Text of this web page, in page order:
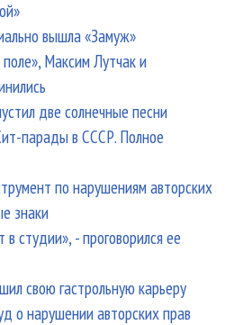
вышла «Замуж»
Максим Лутчак и
две солнечные песни
парады в СССР. Полное
по нарушениям авторских
знаки
студии», - проговорился ее
свою гастрольную карьеру
о нарушении авторских прав